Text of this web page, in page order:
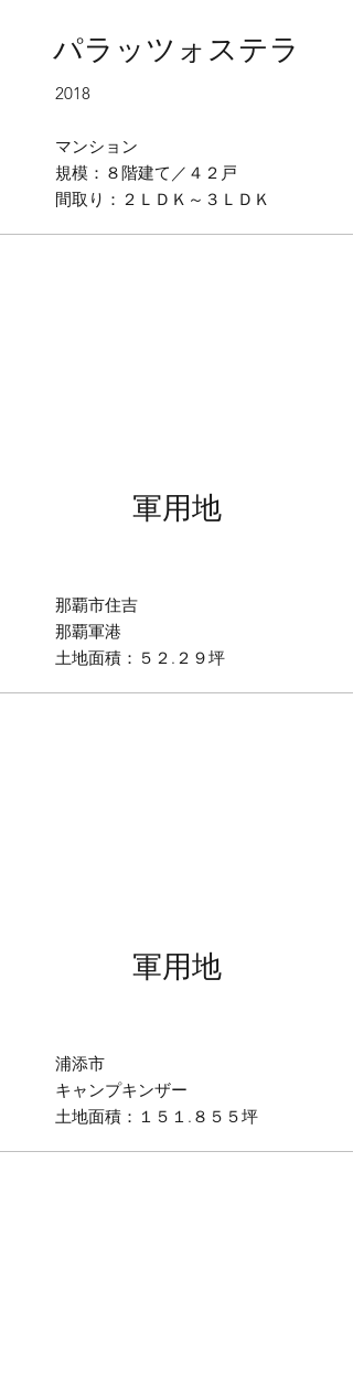
パラッツォステラ
2018
​マンション
規模：８階建て／４２戸
間取り：２ＬＤＫ～３ＬＤＫ
軍用地
那覇市住吉
​那覇軍港
土地面積：５２.２９坪
軍用地
浦添市
​キャンプキンザー
​土地面積：１５１.８５５坪